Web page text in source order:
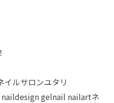
ルサロンユタリ
gelnail nailartネ